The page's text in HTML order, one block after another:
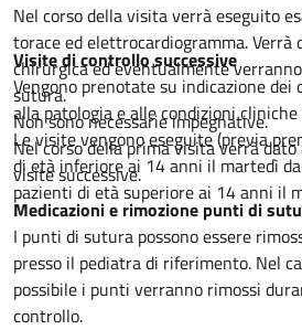
Nel corso della visita verrà eseguito
torace ed elettrocardiogramma.
chirurgica ed eventualmente
sutura.
Non sono necessarie impegnative.
Nel corso della prima visita verrà
visite successive.
Visite di controllo successive
Vengono prenotate su indicazione
alla patologia e alle condizioni
Le visite vengono eseguite (previa
di età inferiore ai 14 anni il martedì
pazienti di età superiore ai 14 anni il
Medicazioni e rimozione punti di
I punti di sutura possono essere
presso il pediatra di riferimento. Nel
possibile i punti verranno rimossi
controllo.